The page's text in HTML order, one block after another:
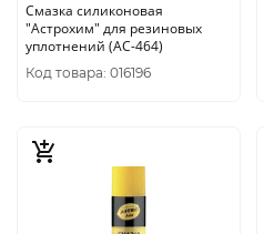
Смазка силиконовая
"Астрохим" для резиновых
уплотнений (АС-464)
Код товара: 016196